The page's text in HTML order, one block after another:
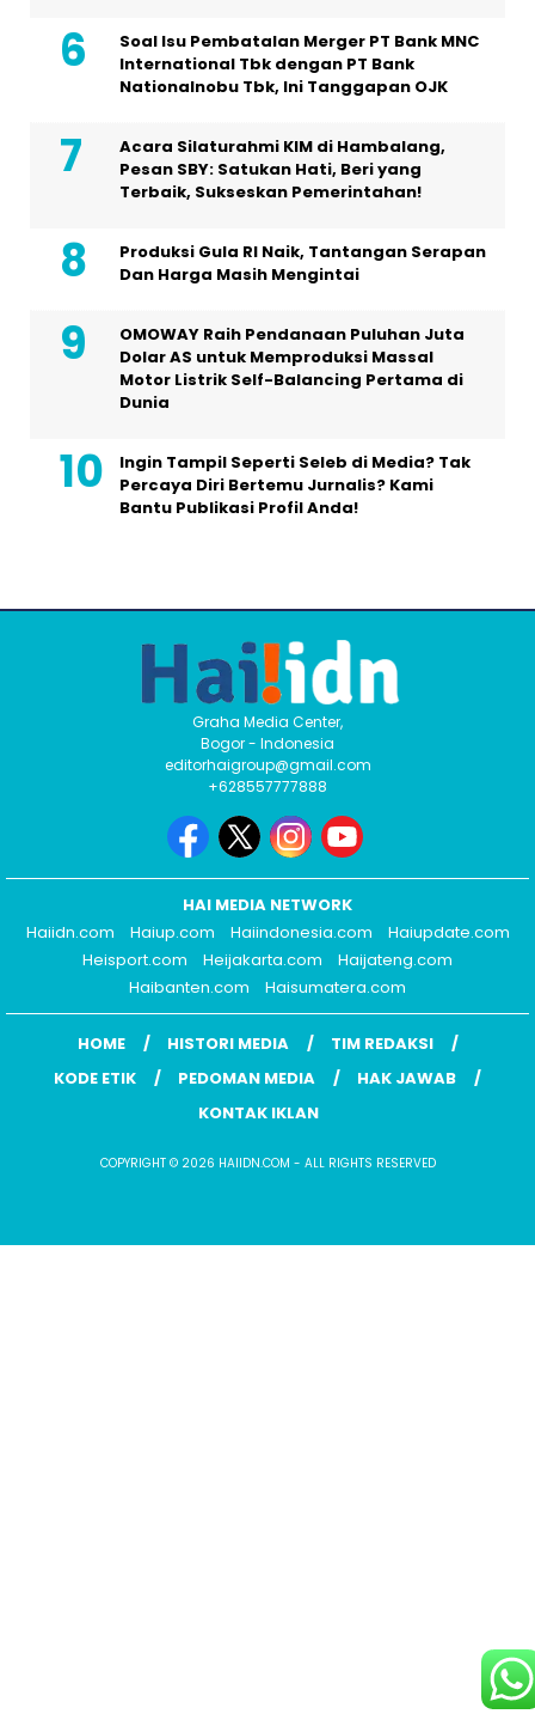
Soal Isu Pembatalan Merger PT Bank MNC
International Tbk dengan PT Bank
Nationalnobu Tbk, Ini Tanggapan OJK
Acara Silaturahmi KIM di Hambalang,
Pesan SBY: Satukan Hati, Beri yang
Terbaik, Sukseskan Pemerintahan!
Produksi Gula RI Naik, Tantangan Serapan
Dan Harga Masih Mengintai
OMOWAY Raih Pendanaan Puluhan Juta
Dolar AS untuk Memproduksi Massal
Motor Listrik Self-Balancing Pertama di
Dunia
Ingin Tampil Seperti Seleb di Media? Tak
Percaya Diri Bertemu Jurnalis? Kami
Bantu Publikasi Profil Anda!
Graha Media Center,
Bogor - Indonesia
editorhaigroup@gmail.com
+628557777888
HAI MEDIA NETWORK
Haiidn.com
Haiup.com Haiindonesia.com
Haiupdate.com
Heisport.com
Heijakarta.com
Haijateng.com
Haibanten.com
Haisumatera.com
HOME HISTORI MEDIA
TIM REDAKSI
KODE ETIK
PEDOMAN MEDIA
HAK JAWAB
KONTAK IKLAN
COPYRIGHT © 2026 HAIIDN.COM - ALL RIGHTS RESERVED